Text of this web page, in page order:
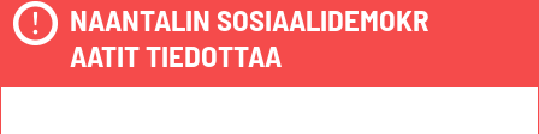
NAANTALIN SOSIAALIDEMOKR
AATIT TIEDOTTAA